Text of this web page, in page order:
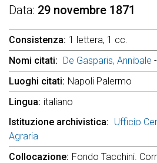
Data 29 novembre 1871
Consistenza 1 lettera, 1 cc.
Nomi citati
De Gasparis, Annibale -
Luoghi citati Napoli Palermo
Lingua italiano
Istituzione archivistica
Ufficio
Agraria
Collocazione Fondo Tacchini.